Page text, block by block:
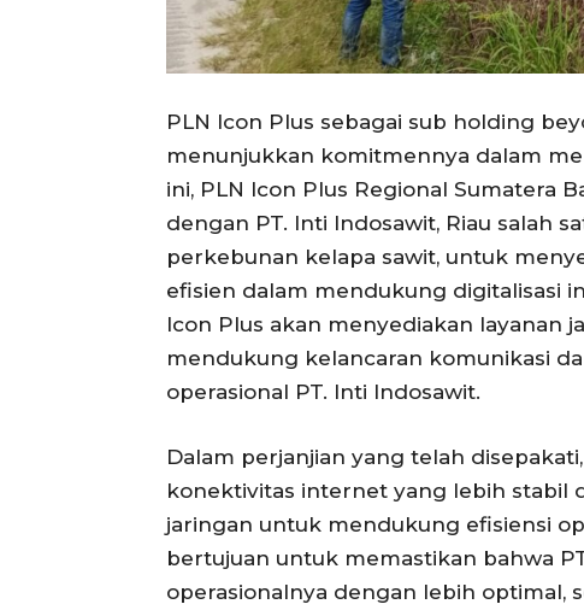
PLN Icon Plus sebagai sub holding
menunjukkan komitmennya dalam
ini, PLN Icon Plus Regional Sumatera
dengan PT. Inti Indosawit, Riau salah
perkebunan kelapa sawit, untuk
efisien dalam mendukung digitalisasi
Icon Plus akan menyediakan layanan
mendukung kelancaran komunikasi
operasional PT. Inti Indosawit.
Dalam perjanjian yang telah
konektivitas internet yang lebih stabil
jaringan untuk mendukung efisiensi
bertujuan untuk memastikan bahwa
operasionalnya dengan lebih